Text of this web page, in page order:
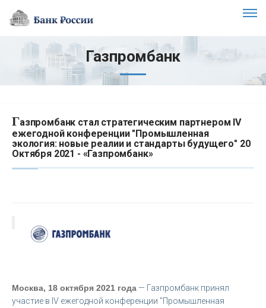
Газпромбанк
Газпромбанк стал стратегическим партнером IV
ежегодной конференции "Промышленная
экология: новые реалии и стандарты будущего" 20
Октября 2021 - «Газпромбанк»
Москва, 18 октября 2021 года — Газпромбанк принял
участие в IV ежегодной конференции "Промышленная